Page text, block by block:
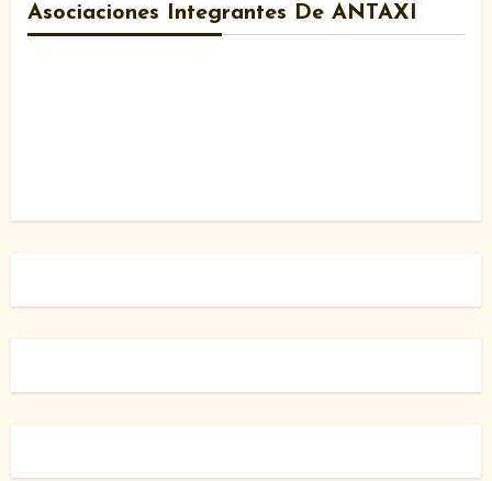
Asociaciones Integrantes De ANTAXI